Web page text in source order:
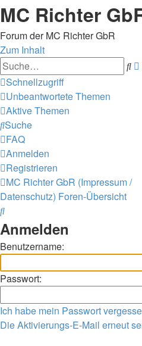
MC Richter
Forum der MC Richter GbR
Zum Inhalt
Schnellzugriff
Unbeantwortete Themen
Aktive Themen
Suche
FAQ
Anmelden
Registrieren
MC Richter GbR (Impressum /
Datenschutz) Foren-Übersicht
Suche
Anmelden
Benutzername:
Passwort:
Ich habe mein Passwort
Die Aktivierungs-E-Mail erneut